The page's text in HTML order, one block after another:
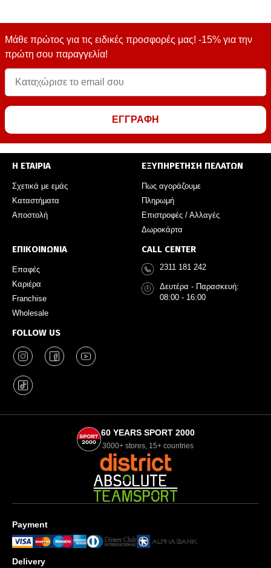
Μάθε πρώτος για τις ειδικές προσφορές μας! -15% για την
πρώτη σου παραγγελία!
ΕΓΓΡΑΦΗ
Η ΕΤΑΙΡΙΑ
Σχετικά με εμάς
Καταστήματα
Αποστολή
ΕΞΥΠΗΡΕΤΗΣΗ ΠΕΛΑΤΩΝ
Πως αγοράζουμε
Πληρωμή
Επιστροφές / Αλλαγές
Δωροκάρτα
ΕΠΙΚΟΙΝΩΝΙΑ
Επαφές
Καριέρα
Franchise
Wholesale
FOLLOW US
CALL CENTER
2311 181 242
Δευτέρα - Παρασκευή:
08:00 - 16:00
60 YEARS SPORT 2000
3000+ stores, 15+ countries
Payment
Delivery